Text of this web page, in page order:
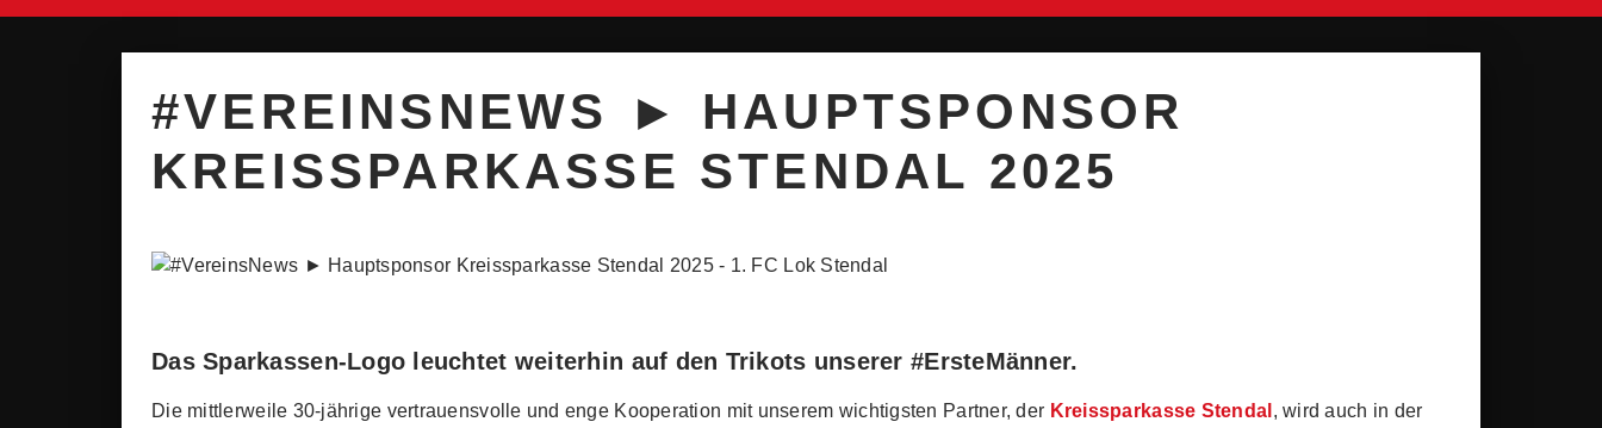
#VEREINSNEWS ► HAUPTSPONSOR
KREISSPARKASSE STENDAL 2025
Das Sparkassen-Logo leuchtet weiterhin auf den Trikots unserer #ErsteMänner.
Die mittlerweile 30-jährige vertrauensvolle und enge Kooperation mit unserem wichtigsten Partner, der Kreissparkasse Stendal , wird auch in der